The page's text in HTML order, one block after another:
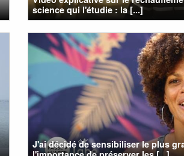
science qui l'étudie : la [...]
J'ai décidé de sensibiliser le plus